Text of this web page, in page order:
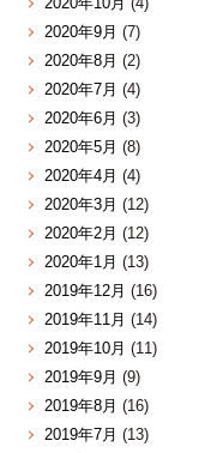
2020年9月 (7)
2020年8月 (2)
2020年7月 (4)
2020年6月 (3)
2020年5月 (8)
2020年4月 (4)
2020年3月 (12)
2020年2月 (12)
2020年1月 (13)
2019年12月 (16)
2019年11月 (14)
2019年10月 (11)
2019年9月 (9)
2019年8月 (16)
2019年7月 (13)